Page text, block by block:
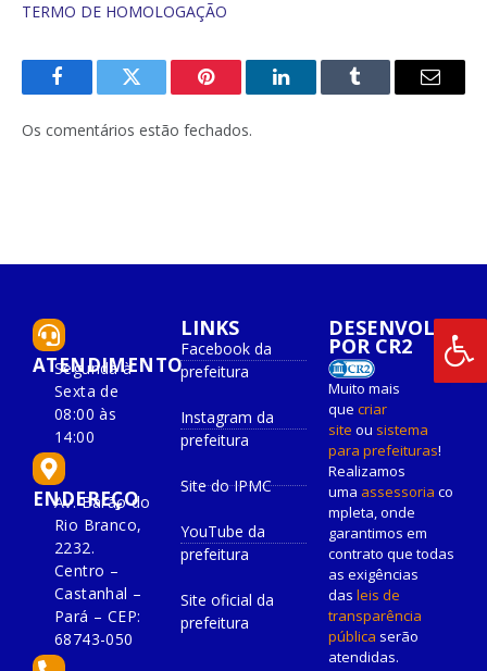
TERMO DE HOMOLOGAÇÃO
FacebookTwitter Pinterest O
Tumblr
E-
Os comentários estão fechados.
ATENDIMENTO
Segunda à
Sexta de
08:00 às
14:00
ENDEREÇO
Av. Barão do
Rio Branco,
2232.
Centro –
Castanhal –
Pará – CEP:
68743-050
LINKS
Facebook da
prefeitura
Instagram da
prefeitura
Site do IPMC
YouTube da
prefeitura
Site oficial da
prefeitura
DESENVOLVIDO
POR CR2
Muito mais
que criar
site ou sistema
para prefeituras!
Realizamos
uma assessoria co
mpleta, onde
garantimos em
contrato que todas
as exigências
das leis de
transparência
pública serão
atendidas.